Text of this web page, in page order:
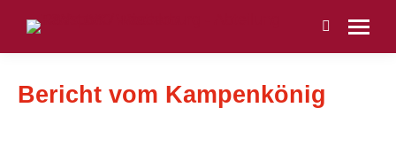
Search:
Bericht vom Kampenkönig